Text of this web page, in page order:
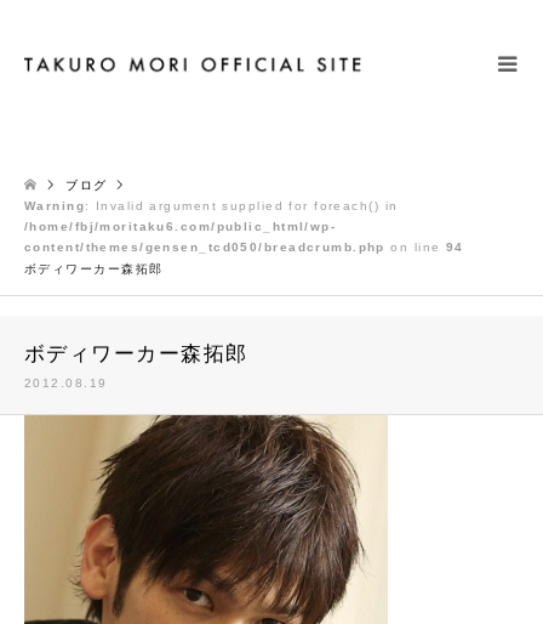
ブログ
Warning: Invalid argument supplied for foreach() in
/home/fbj/moritaku6.com/public_html/wp-
content/themes/gensen_tcd050/breadcrumb.php on line 94
ボディワーカー森拓郎
ボディワーカー森拓郎
2012.08.19